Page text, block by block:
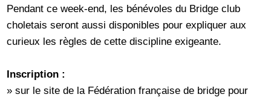
Pendant ce week-end, les bénévoles du Bridge club
choletais seront aussi disponibles pour expliquer aux
curieux les règles de cette discipline exigeante.
Inscription :
» sur le site de la Fédération française de bridge pour